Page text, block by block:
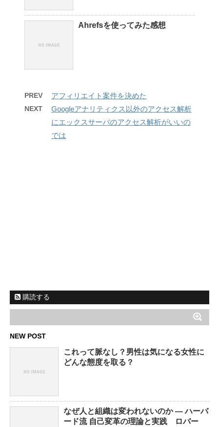
Ahrefsを使ってみた感想
PREV アフィリエイト案件を決めた
NEXT
Googleアナリティクス以外のアクセス解析
にエックスサーバのアクセス解析がいいの
では
購読する
NEW POST
これって脈なし？男性は気になる女性に
どんな態度を取る？
なぜ人と組織は変われないのか ― ハーバ
ード流 自己変革の理論と実践 ロバー